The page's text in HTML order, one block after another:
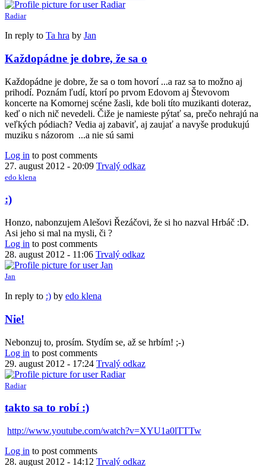
Radiar
In reply to Ta hra by Jan
Každopádne je dobre, že sa o
Každopádne je dobre, že sa o tom hovorí ...a raz sa to možno aj
prihodí. Poznám ľudí, ktorí po prvom Edovom aj Števovom
koncerte na Komornej scéne žasli, kde boli títo muzikanti doteraz,
keď o nich nič nevedeli. Čiže je namieste pýtať sa, prečo nehrajú na
veľkých pódiach? Vedia aj zabaviť, aj zaujať a navyše produkujú
muziku s názorom ...a nie sú sami
Log in to post comments
27. august 2012 - 20:09 Trvalý odkaz
edo klena
:)
Honzo, nabonzujem Alešovi Řezáčovi, že si ho nazval Hrbáč :D.
Asi jeho si mal na mysli, či ?
Log in to post comments
28. august 2012 - 11:06 Trvalý odkaz
Jan
In reply to :) by edo klena
Nie!
Nebonzuj to, prosím. Stydím se, až se hrbím! ;-)
Log in to post comments
29. august 2012 - 17:24 Trvalý odkaz
Radiar
takto sa to robí :)
http://www.youtube.com/watch?v=XYU1a0lTTTw
Log in to post comments
28. august 2012 - 14:12 Trvalý odkaz